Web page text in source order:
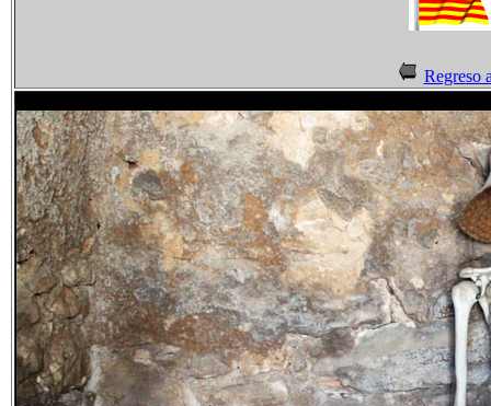
Regreso